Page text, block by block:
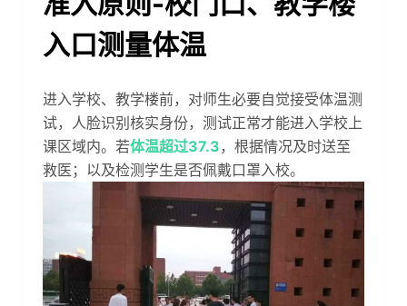
入口测量体温
进入学校、教学楼前，对师生必要自觉接受体温测
试，人脸识别核实身份，测试正常才能进入学校上
课区域内。若体温超过37.3，根据情况及时送至
救医；以及检测学生是否佩戴口罩入校。